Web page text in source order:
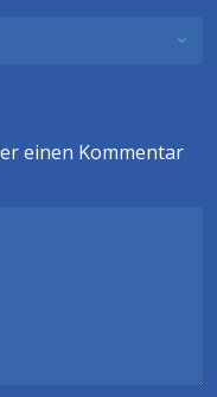
einen Kommentar